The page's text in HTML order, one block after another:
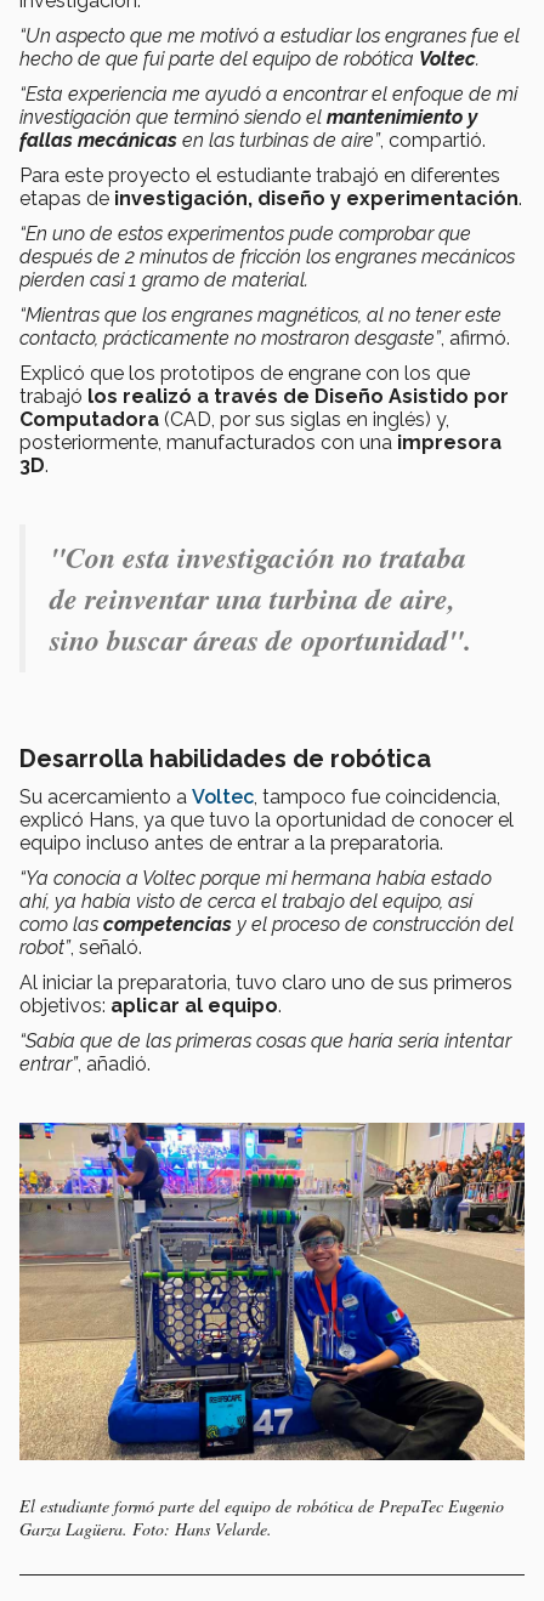
“Un aspecto que me motivó a estudiar los engranes fue el
hecho de que fui parte del equipo de robótica Voltec.
“Esta experiencia me ayudó a encontrar el enfoque de mi
investigación que terminó siendo el mantenimiento y
fallas mecánicas en las turbinas de aire”, compartió.
Para este proyecto el estudiante trabajó en diferentes
etapas de investigación, diseño y experimentación.
“En uno de estos experimentos pude comprobar que
después de 2 minutos de fricción los engranes mecánicos
pierden casi 1 gramo de material.
“Mientras que los engranes magnéticos, al no tener este
contacto, prácticamente no mostraron desgaste”, afirmó.
Explicó que los prototipos de engrane con los que
trabajó los realizó a través de Diseño Asistido por
Computadora (CAD, por sus siglas en inglés) y,
posteriormente, manufacturados con una impresora
3D.
"Con esta investigación no trataba
de reinventar una turbina de aire,
sino buscar áreas de oportunidad".
Desarrolla habilidades de robótica
Su acercamiento a Voltec, tampoco fue coincidencia,
explicó Hans, ya que tuvo la oportunidad de conocer el
equipo incluso antes de entrar a la preparatoria.
“Ya conocía a Voltec porque mi hermana había estado
ahí, ya había visto de cerca el trabajo del equipo, así
como las competencias y el proceso de construcción del
robot”, señaló.
Al iniciar la preparatoria, tuvo claro uno de sus primeros
objetivos: aplicar al equipo.
“Sabía que de las primeras cosas que haría sería intentar
entrar”, añadió.
El estudiante formó parte del equipo de robótica de PrepaTec Eugenio
Garza Lagüera. Foto: Hans Velarde.